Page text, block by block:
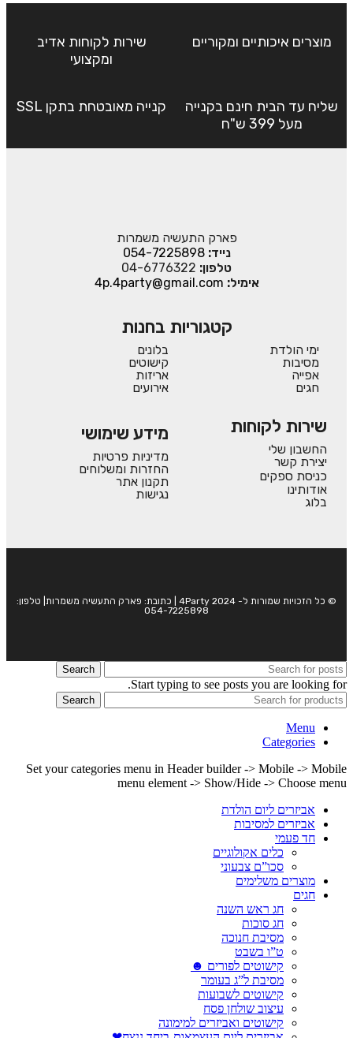
מוצרים איכותיים ומקוריים
שירות לקוחות אדיב
ומקצועי
שליח עד הבית חינם בקנייה
מעל 399 ש"ח
קנייה מאובטחת בתקן SSL
פארק התעשיה משמרות
נייד:054-7225898
טלפון: 04-6776322
אימיל: 4p.4party@gmail.com
קטגוריות בחנות
ימי הולדת
מסיבות
אפייה
חגים
בלונים
קישוטים
אריזות
אירועים
שירות לקוחות
החשבון שלי
יצירת קשר
כניסת ספקים
אודותינו
בלוג
מידע שימושי
מדיניות פרטיות
החזרות ומשלוחים
תקנון אתר
נגישות
© כל הזכויות שמורות ל- 4Party 2024 | כתובת: פארק התעשיה משמרות| טלפון:
054-7225898
Search
Start typing to see posts you are looking for.
Search
Menu
Categories
Set your categories menu in Header builder -> Mobile -> Mobile
menu element -> Show/Hide -> Choose menu
אביזרים ליום הולדת
אביזרים למסיבות
חד פעמי
כלים אקולוגיים
סכו”ם צבעוני
מוצרים משלימים
חגים
חג ראש השנה
חג סוכות
מסיבת חנוכה
ט”ו בשבט
קישוטים לפורים ☻
מסיבת ל”ג בעומר
קישוטים לשבועות
עיצוב שולחן פסח
קישוטים ואביזרים למימונה